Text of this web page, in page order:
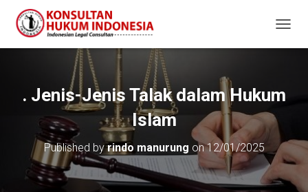
O
E
V
I
G
A
. Jenis-Jenis Talak dalam Hukum
Islam
Published byrindo manurung on12/01/2025